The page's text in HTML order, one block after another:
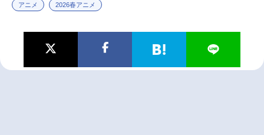
アニメ 2026春アニメ